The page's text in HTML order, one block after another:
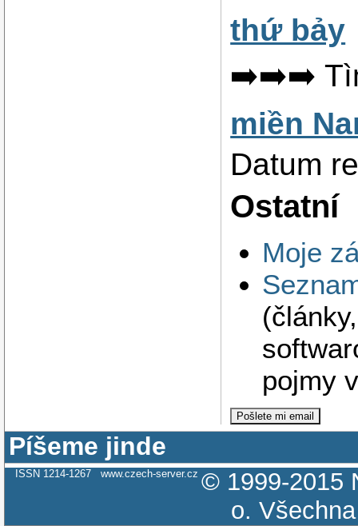
thứ bảy
➡️➡️➡️
miền
Datum
Ostatní
Moje
pojmy
Píšeme jinde
ISSN 1214-1267 www.czech-server.cz © 1999-2015
o.